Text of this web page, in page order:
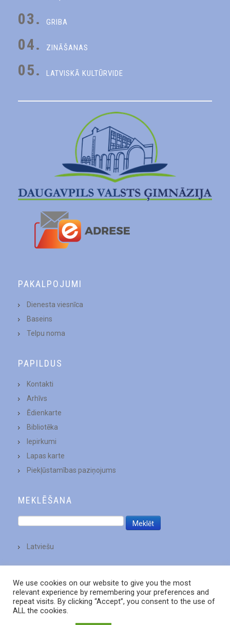
03. GRIBA
04. ZINĀŠANAS
05. LATVISKĀ KULTŪRVIDE
PAKALPOJUMI
Dienesta viesnīca
Baseins
Telpu noma
PAPILDUS
Kontakti
Arhīvs
Ēdienkarte
Bibliotēka
Iepirkumi
Lapas karte
Piekļūstamības paziņojums
MEKLĒŠANA
Latviešu
We use cookies on our website to give you the most
relevant experience by remembering your preferences and
repeat visits. By clicking “Accept”, you consent to the use of
ALL the cookies.